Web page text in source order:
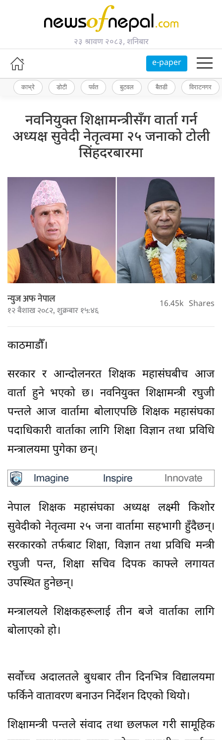
२३ श्रावण २०८३, शनिबार
e-paper
काभ्रे डोटी पर्वत बुटवल बैतडी विराटनगर
नवनियुक्त शिक्षामन्त्रीसँग वार्ता गर्न
अध्यक्ष सुवेदी नेतृत्वमा २५ जनाको टोली
सिंहदरबारमा
न्युज अफ नेपाल
१२ बैशाख २०८२, शुक्रबार १५:४६ 16.45k Shares
काठमाडौँ।
सरकार र आन्दोलनरत शिक्षक महासंघबीच आज
वार्ता हुने भएको छ। नवनियुक्त शिक्षामन्त्री रघुजी
पन्तले आज वार्तामा बोलाएपछि शिक्षक महासंघका
पदाधिकारी वार्ताका लागि शिक्षा विज्ञान तथा प्रविधि
मन्त्रालयमा पुगेका छन्।
नेपाल शिक्षक महासंघका अध्यक्ष लक्ष्मी किशोर
सुवेदीको नेतृत्वमा २५ जना वार्तामा सहभागी हुँदैछन्।
सरकारको तर्फबाट शिक्षा, विज्ञान तथा प्रविधि मन्त्री
रघुजी पन्त, शिक्षा सचिव दिपक काफ्ले लगायत
उपस्थित हुनेछन्।
मन्त्रालयले शिक्षकहरूलाई तीन बजे वार्ताका लागि
बोलाएको हो।
सर्वोच्च अदालतले बुधबार तीन दिनभित्र विद्यालयमा
फर्किने वातावरण बनाउन निर्देशन दिएको थियो।
शिक्षामन्त्री पन्तले संवाद तथा छलफल गरी सामूहिक